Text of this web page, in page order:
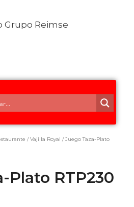
/Vajilla Royal / Juego Taza-Plato
Plato RTP230